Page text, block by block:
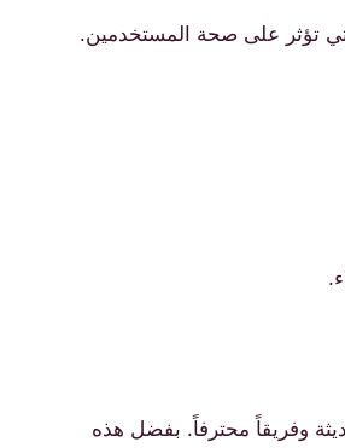
تؤثر على صحة المستخدمين.
وفريقاً محترفاً. بفضل هذه